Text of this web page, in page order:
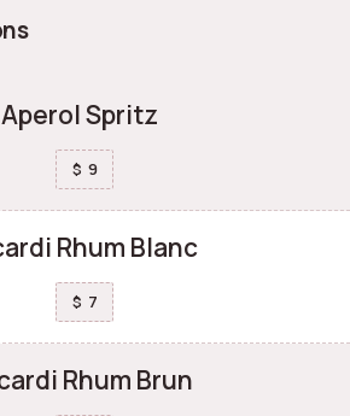
Aperol Spritz
$ 9
Rhum Blanc
$ 7
Rhum Brun